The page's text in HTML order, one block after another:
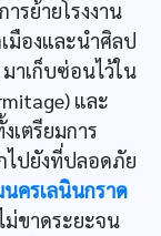
รย้ายโรงงาน
มืองและนำศิลป
าเก็บซ่อนไว้ใน
และ
เตรียมการ
ไปยังที่ปลอดภัย
ครเลนินกราด
ม่ขาดระยะจน